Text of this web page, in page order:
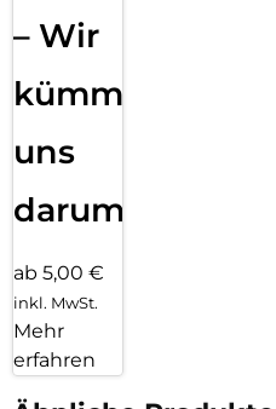
– Wir
kümmern
uns
darum!
ab 5,00 €
inkl. MwSt.
Mehr
erfahren